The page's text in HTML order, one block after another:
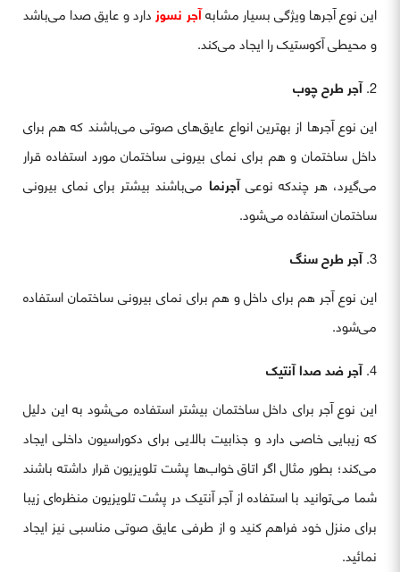
این نوع آجرها ویژگی بسیار مشابهآجر نسوزدارد و عایق صدا می‌باشد
و محیطی آکوستیک را ایجاد می‌کند.
آجر طرح چوب
این نوع آجرها از بهترین انواع عایق‌های صوتی می‎‌باشند که هم برای
داخل ساختمان و هم برای نمای بیرونی ساختمان مورد استفاده قرار
می‌گیرد، هر چندکه نوعیآجرنما می‌باشند بیشتر برای نمای بیرونی
ساختمان استفاده می‌شود.
آجر طرح سنگ
این نوع آجر هم برای داخل و هم برای نمای بیرونی ساختمان استفاده
می‌شود.
آجر ضد صدا آنتیک
این نوع آجر برای داخل ساختمان بیشتر استفاده می‌شود به این دلیل
که زیبایی خاصی دارد و جذابیت بالایی برای دکوراسیون داخلی ایجاد
می‌کند؛ بطور مثال اگر اتاق خواب‌ها پشت تلویزیون قرار داشته باشند
شما می‌توانید با استفاده از آجر آنتیک در پشت تلویزیون منظره‌ای زیبا
برای منزل خود فراهم کنید و از طرفی عایق صوتی مناسبی نیز ایجاد
نمائید.